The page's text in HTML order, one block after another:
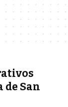
San